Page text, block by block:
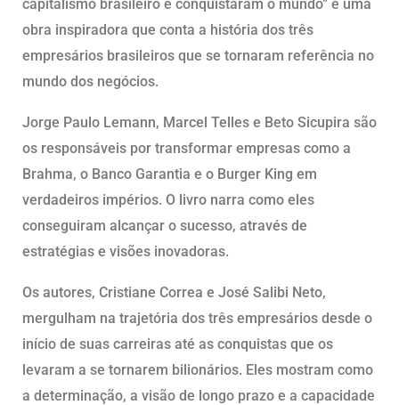
capitalismo brasileiro e conquistaram o mundo” é uma
obra inspiradora que conta a história dos três
empresários brasileiros que se tornaram referência no
mundo dos negócios.
Jorge Paulo Lemann, Marcel Telles e Beto Sicupira são
os responsáveis por transformar empresas como a
Brahma, o Banco Garantia e o Burger King em
verdadeiros impérios. O livro narra como eles
conseguiram alcançar o sucesso, através de
estratégias e visões inovadoras.
Os autores, Cristiane Correa e José Salibi Neto,
mergulham na trajetória dos três empresários desde o
início de suas carreiras até as conquistas que os
levaram a se tornarem bilionários. Eles mostram como
a determinação, a visão de longo prazo e a capacidade